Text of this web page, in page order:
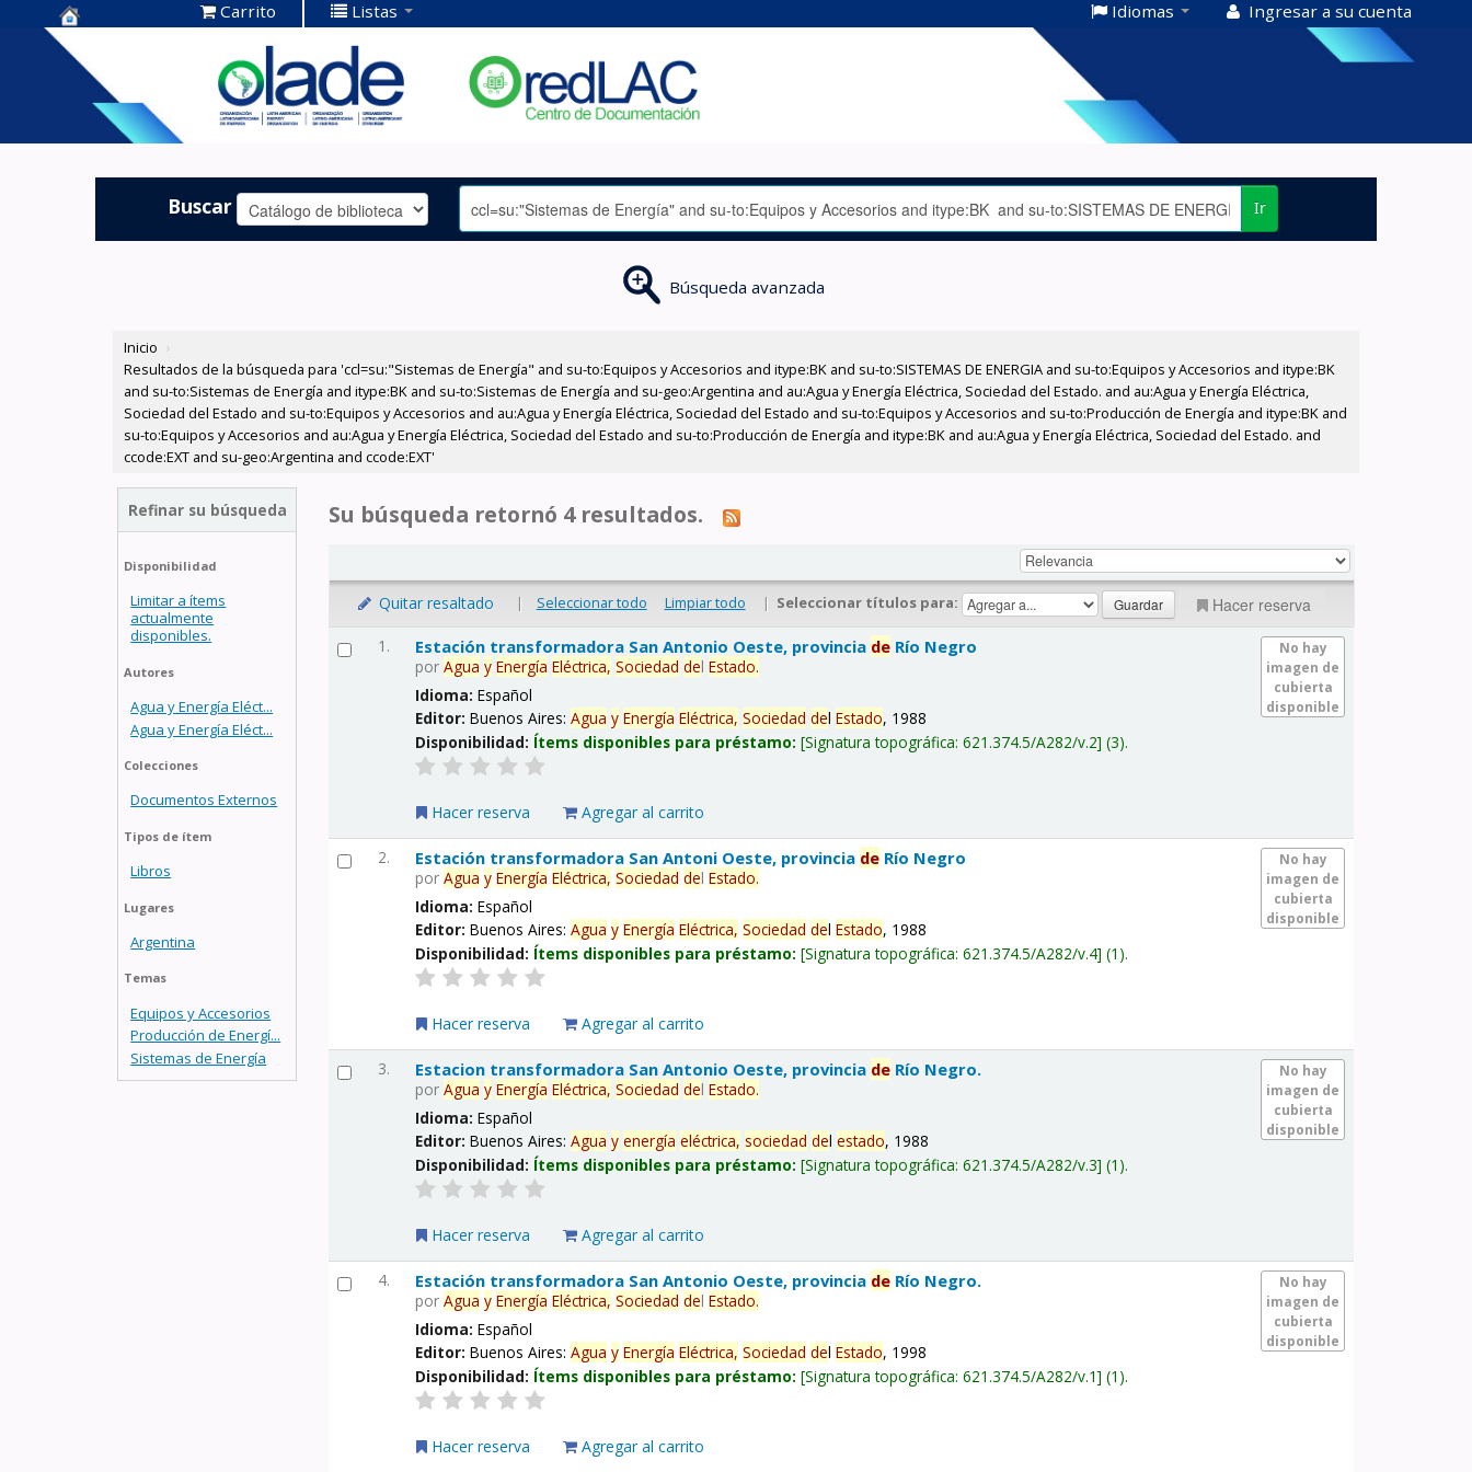
Centro de
Documentación
OLADE -
Carrito Listas Idiomas Ingresar a su cuenta
Buscar Ir
Búsqueda avanzada
Inicio ›
Resultados de la búsqueda para 'ccl=su:"Sistemas de Energía" and su-to:Equipos y Accesorios and itype:BK and su-to:SISTEMAS DE ENERGIA and su-to:Equipos y Accesorios and itype:BK
and su-to:Sistemas de Energía and itype:BK and su-to:Sistemas de Energía and su-geo:Argentina and au:Agua y Energía Eléctrica, Sociedad del Estado. and au:Agua y Energía Eléctrica,
Sociedad del Estado and su-to:Equipos y Accesorios and au:Agua y Energía Eléctrica, Sociedad del Estado and su-to:Equipos y Accesorios and su-to:Producción de Energía and itype:BK and
su-to:Equipos y Accesorios and au:Agua y Energía Eléctrica, Sociedad del Estado and su-to:Producción de Energía and itype:BK and au:Agua y Energía Eléctrica, Sociedad del Estado. and
ccode:EXT and su-geo:Argentina and ccode:EXT'
Refinar su búsqueda
Disponibilidad
Limitar a ítems
actualmente
disponibles.
Autores
Agua y Energía Eléct...
Agua y Energía Eléct...
Colecciones
Documentos Externos
Tipos de ítem
Libros
Lugares
Argentina
Temas
Equipos y Accesorios
Producción de Energí...
Sistemas de Energía
Su búsqueda retornó 4 resultados.
Quitar resaltado | Seleccionar todo Limpiar todo | Seleccionar títulos para: Hacer reserva
1.
No hay
imagen de
cubierta
disponible
Estación transformadora San Antonio Oeste, provincia de Río Negro
porAgua y Energía Eléctrica, Sociedad delEstado.
Idioma:Español
Editor:Buenos Aires:Agua y Energía Eléctrica, Sociedad delEstado, 1988
Disponibilidad: Ítems disponibles para préstamo: Signatura topográfica:621.374.5/A282/v.2 (3).
Hacer reserva Agregar al carrito
2.
No hay
imagen de
cubierta
disponible
Estación transformadora San Antoni Oeste, provincia de Río Negro
porAgua y Energía Eléctrica, Sociedad delEstado.
Idioma:Español
Editor:Buenos Aires:Agua y Energía Eléctrica, Sociedad delEstado, 1988
Disponibilidad: Ítems disponibles para préstamo: Signatura topográfica:621.374.5/A282/v.4 (1).
Hacer reserva Agregar al carrito
3.
No hay
imagen de
cubierta
disponible
Estacion transformadora San Antonio Oeste, provincia de Río Negro.
porAgua y Energía Eléctrica, Sociedad delEstado.
Idioma:Español
Editor:Buenos Aires:Agua y energía eléctrica, sociedad delestado, 1988
Disponibilidad: Ítems disponibles para préstamo: Signatura topográfica:621.374.5/A282/v.3 (1).
Hacer reserva Agregar al carrito
4.
No hay
imagen de
cubierta
disponible
Estación transformadora San Antonio Oeste, provincia de Río Negro.
porAgua y Energía Eléctrica, Sociedad delEstado.
Idioma:Español
Editor:Buenos Aires:Agua y Energía Eléctrica, Sociedad delEstado, 1998
Disponibilidad: Ítems disponibles para préstamo: Signatura topográfica:621.374.5/A282/v.1 (1).
Hacer reserva Agregar al carrito